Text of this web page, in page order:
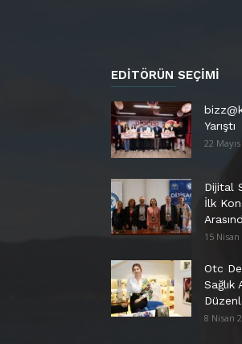
EDITÖRÜN SEÇIMI
Yarıştı
22
Dijital
İlk
15 Nisan
Otc
Sağlık
8 Nisan